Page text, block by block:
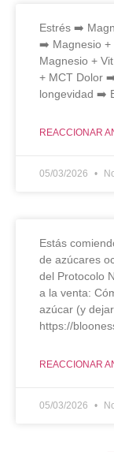
Estrés ➡️
➡️ Magnesio +
Magnesio +
+ MCT Dolor
longevidad ➡️
REACCIONAR
05/03/2026
Estás
de azúcares
del Protocolo
a la venta:
azúcar (y
https://
REACCIONAR
05/03/2026